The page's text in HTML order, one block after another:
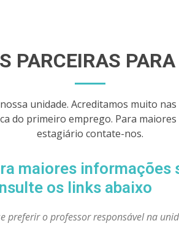
PARCEIRAS
unidade. Acreditamos muito
do primeiro emprego. Para
estagiário contate-nos.
maiores informações
os links abaixo
preferir o professor responsável na